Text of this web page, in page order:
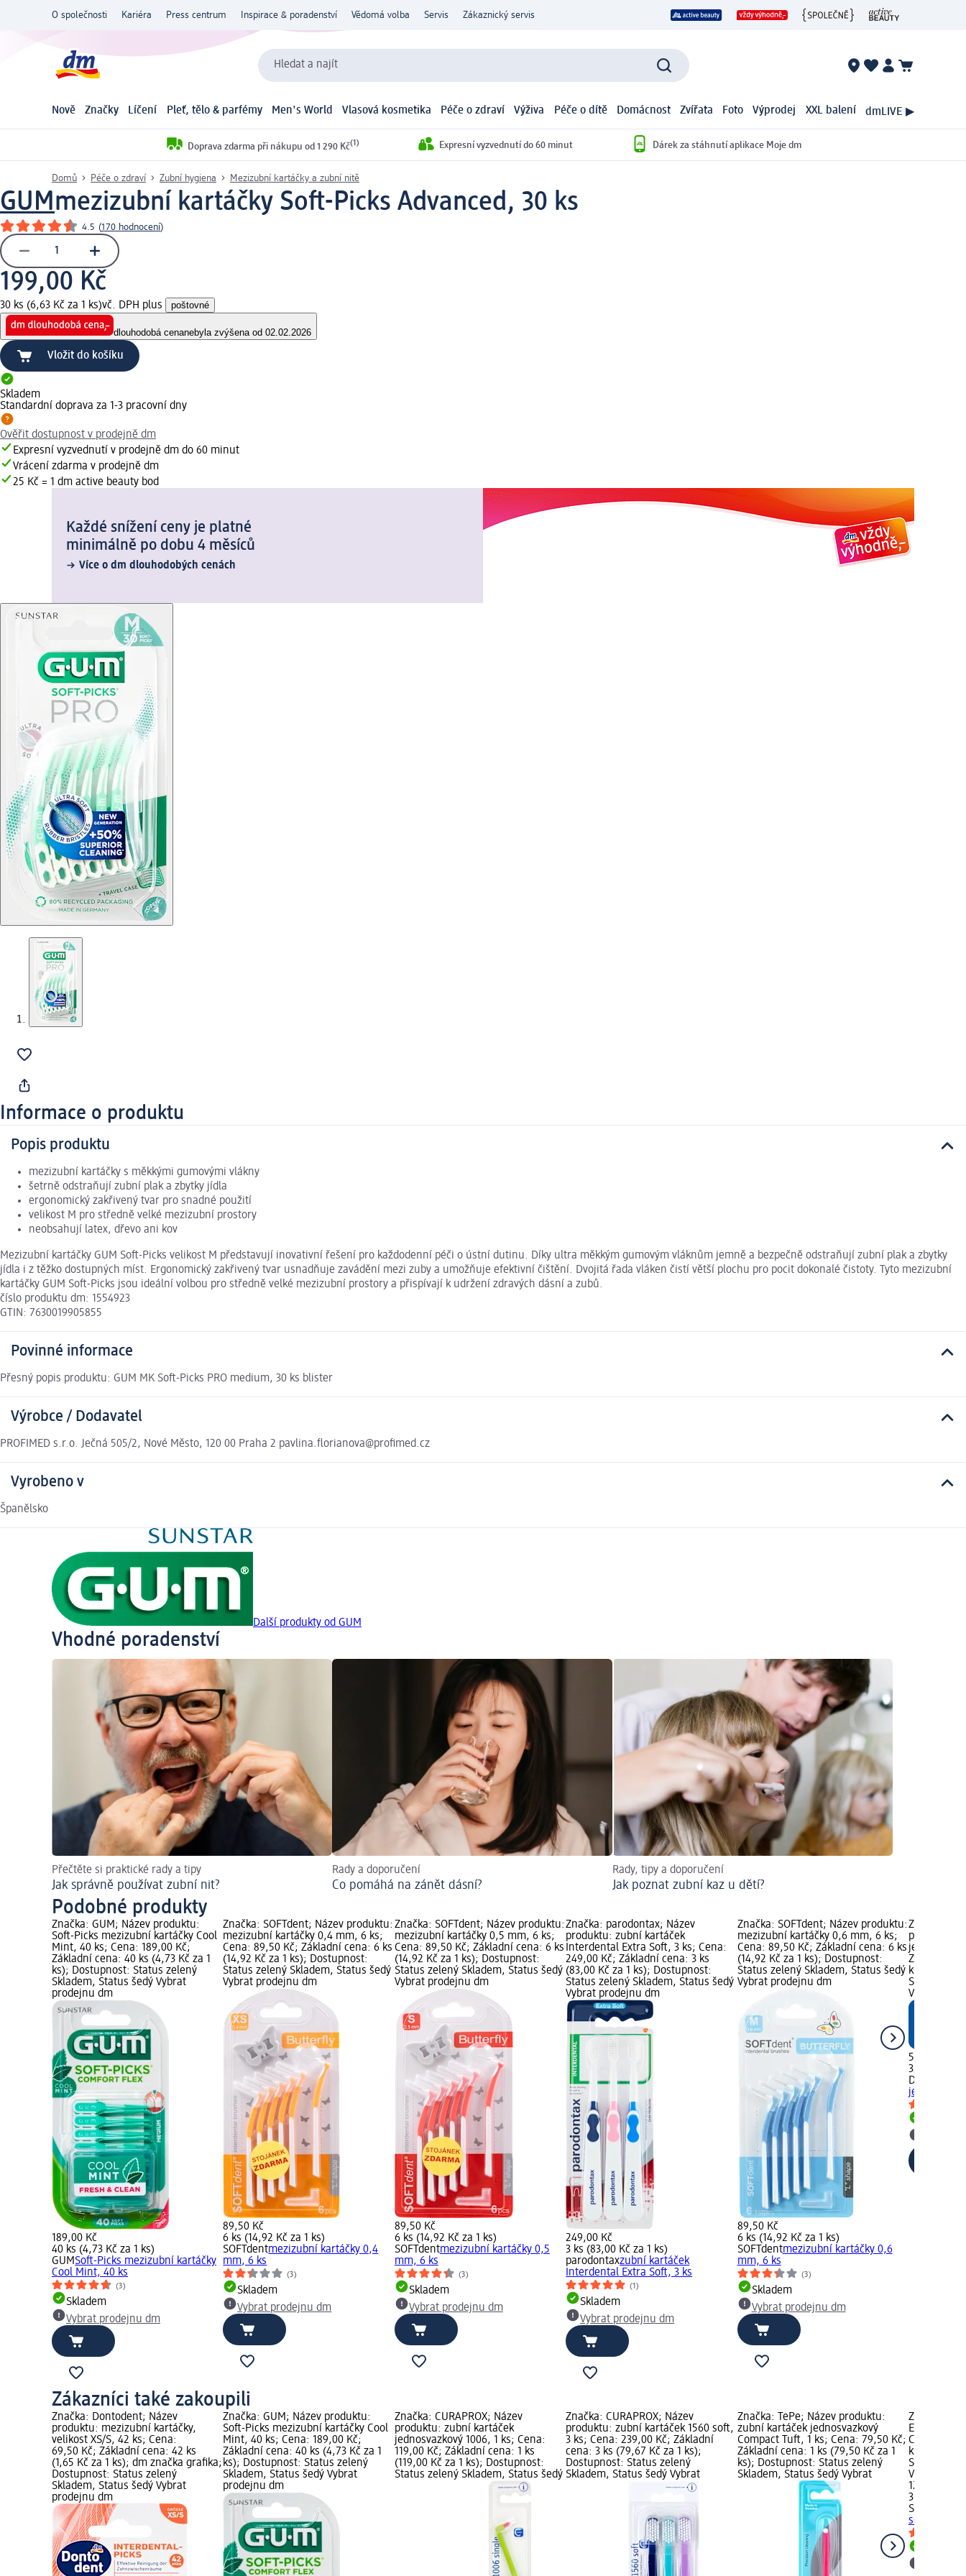
O společnosti Kariéra Press centrum Inspirace & poradenství Vědomá volba Servis Zákaznický servis
Hledat a najít
Nově Značky Líčení Pleť, tělo & parfémy Men's World Vlasová kosmetika Péče o zdraví Výživa Péče o dítě Domácnost Zvířata Foto Výprodej XXL balení dmLIVE ▶
Doprava zdarma při nákupu od 1 290 Kč(1) Expresní vyzvednutí do 60 minut Dárek za stáhnutí aplikace Moje dm
Domů Péče o zdraví Zubní hygiena Mezizubní kartáčky a zubní nitě
GUMmezizubní kartáčky Soft-Picks Advanced, 30 ks
4.5 (170 hodnocení)
199,00 Kč
30 ks (6,63 Kč za 1 ks)vč. DPH plus poštovné
dlouhodobá cenanebyla zvýšena od 02.02.2026
Vložit do košíku
Skladem
Standardní doprava za 1-3 pracovní dny
Ověřit dostupnost v prodejně dm
Expresní vyzvednutí v prodejně dm do 60 minut
Vrácení zdarma v prodejně dm
25 Kč = 1 dm active beauty bod
Každé snížení ceny je platné
minimálně po dobu 4 měsíců
Více o dm dlouhodobých cenách
Informace o produktu
Popis produktu
mezizubní kartáčky s měkkými gumovými vlákny
šetrně odstraňují zubní plak a zbytky jídla
ergonomický zakřivený tvar pro snadné použití
velikost M pro středně velké mezizubní prostory
neobsahují latex, dřevo ani kov
Mezizubní kartáčky GUM Soft-Picks velikost M představují inovativní řešení pro každodenní péči o ústní dutinu. Díky ultra měkkým gumovým vláknům jemně a bezpečně odstraňují zubní plak a zbytky
jídla i z těžko dostupných míst. Ergonomický zakřivený tvar usnadňuje zavádění mezi zuby a umožňuje efektivní čištění. Dvojitá řada vláken čistí větší plochu pro pocit dokonalé čistoty. Tyto mezizubní
kartáčky GUM Soft-Picks jsou ideální volbou pro středně velké mezizubní prostory a přispívají k udržení zdravých dásní a zubů.
číslo produktu dm: 1554923
GTIN: 7630019905855
Povinné informace
Přesný popis produktu: GUM MK Soft-Picks PRO medium, 30 ks blister
Výrobce / Dodavatel
PROFIMED s.r.o. Ječná 505/2, Nové Město, 120 00 Praha 2 pavlina.florianova@profimed.cz
Vyrobeno v
Španělsko
Další produkty od GUM
Vhodné poradenství
Přečtěte si praktické rady a tipy
Jak správně používat zubní nit?
Rady a doporučení
Co pomáhá na zánět dásní?
Rady, tipy a doporučení
Jak poznat zubní kaz u dětí?
Podobné produkty
Značka: GUM; Název produktu:
Soft-Picks mezizubní kartáčky Cool
Mint, 40 ks; Cena: 189,00 Kč;
Základní cena: 40 ks (4,73 Kč za 1
ks); Dostupnost: Status zelený
Skladem, Status šedý Vybrat
prodejnu dm
189,00 Kč
40 ks (4,73 Kč za 1 ks)
GUMSoft-Picks mezizubní kartáčky
Cool Mint, 40 ks
(3)
Skladem
Vybrat prodejnu dm
Značka: SOFTdent; Název produktu:
mezizubní kartáčky 0,4 mm, 6 ks;
Cena: 89,50 Kč; Základní cena: 6 ks
(14,92 Kč za 1 ks); Dostupnost:
Status zelený Skladem, Status šedý
Vybrat prodejnu dm
89,50 Kč
6 ks (14,92 Kč za 1 ks)
SOFTdentmezizubní kartáčky 0,4
mm, 6 ks
(3)
Skladem
Vybrat prodejnu dm
Značka: SOFTdent; Název produktu:
mezizubní kartáčky 0,5 mm, 6 ks;
Cena: 89,50 Kč; Základní cena: 6 ks
(14,92 Kč za 1 ks); Dostupnost:
Status zelený Skladem, Status šedý
Vybrat prodejnu dm
89,50 Kč
6 ks (14,92 Kč za 1 ks)
SOFTdentmezizubní kartáčky 0,5
mm, 6 ks
(3)
Skladem
Vybrat prodejnu dm
Značka: parodontax; Název
produktu: zubní kartáček
Interdental Extra Soft, 3 ks; Cena:
249,00 Kč; Základní cena: 3 ks
(83,00 Kč za 1 ks); Dostupnost:
Status zelený Skladem, Status šedý
Vybrat prodejnu dm
249,00 Kč
3 ks (83,00 Kč za 1 ks)
parodontaxzubní kartáček
Interdental Extra Soft, 3 ks
(1)
Skladem
Vybrat prodejnu dm
Značka: SOFTdent; Název produktu:
mezizubní kartáčky 0,6 mm, 6 ks;
Cena: 89,50 Kč; Základní cena: 6 ks
(14,92 Kč za 1 ks); Dostupnost:
Status zelený Skladem, Status šedý
Vybrat prodejnu dm
89,50 Kč
6 ks (14,92 Kč za 1 ks)
SOFTdentmezizubní kartáčky 0,6
mm, 6 ks
(3)
Skladem
Vybrat prodejnu dm
Značka:
produktu:
jemné vel.
Základní
ks); dm
Status
Vybrat
59,50 Kč
32 ks (1,86
Dontodent
jemné vel.
Zákazníci také zakoupili
Značka: Dontodent; Název
produktu: mezizubní kartáčky,
velikost XS/S, 42 ks; Cena:
69,50 Kč; Základní cena: 42 ks
(1,65 Kč za 1 ks); dm značka grafika;
Dostupnost: Status zelený
Skladem, Status šedý Vybrat
prodejnu dm
Značka: GUM; Název produktu:
Soft-Picks mezizubní kartáčky Cool
Mint, 40 ks; Cena: 189,00 Kč;
Základní cena: 40 ks (4,73 Kč za 1
ks); Dostupnost: Status zelený
Skladem, Status šedý Vybrat
prodejnu dm
Značka: CURAPROX; Název
produktu: zubní kartáček
jednosvazkový 1006, 1 ks; Cena:
119,00 Kč; Základní cena: 1 ks
(119,00 Kč za 1 ks); Dostupnost:
Status zelený Skladem, Status šedý
Značka: CURAPROX; Název
produktu: zubní kartáček 1560 soft,
3 ks; Cena: 239,00 Kč; Základní
cena: 3 ks (79,67 Kč za 1 ks);
Dostupnost: Status zelený
Skladem, Status šedý Vybrat
Značka: TePe; Název produktu:
zubní kartáček jednosvazkový
Compact Tuft, 1 ks; Cena: 79,50 Kč;
Základní cena: 1 ks (79,50 Kč za 1
ks); Dostupnost: Status zelený
Skladem, Status šedý Vybrat
Značka:
ECO zubní
Cena:
ks (43,00
Status
Vybrat
129,00 Kč
3 ks (43,00
SOFTdent
soft, 3 ks